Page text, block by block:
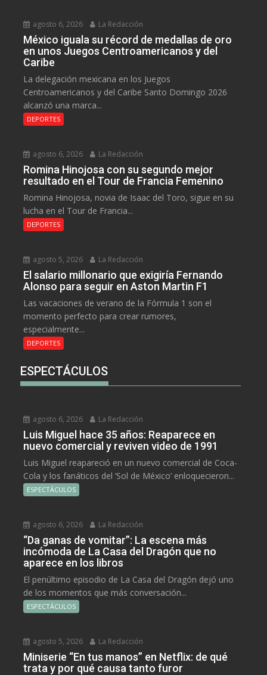
agosto 6, 2026 La Redacción
México iguala su récord de medallas de oro
en unos Juegos Centroamericanos y del
Caribe
La delegación mexicana en los Juegos
Centroamericanos y del Caribe Santo Domingo 2026
alcanzó una marca...
DEPORTES
agosto 6, 2026 La Redacción
Romina Hinojosa con su segundo mejor
resultado en el Tour de Francia Femenino
Romina Hinojosa, novia de Isaac del Toro, sigue en su
lucha en el Tour de Francia...
DEPORTES
agosto 5, 2026 La Redacción
El salario millonario que exigiría Fernando
Alonso para seguir en Aston Martin F1
Las vacaciones de verano de la Fórmula 1 son el
momento perfecto para crear rumores,
especialmente...
DEPORTES
ESPECTÁCULOS
agosto 6, 2026 La Redacción
Luis Miguel hace 35 años: Reaparece en
nuevo comercial y reviven video de 1991
Luis Miguel reapareció en un nuevo comercial de Coca-
Cola y los fanáticos del ‘Sol de México’ enloquecieron...
ESPECTÁCULOS
agosto 6, 2026 La Redacción
“Da ganas de vomitar”: La escena más
incómoda de La Casa del Dragón que no
aparece en los libros
El penúltimo episodio de La Casa del Dragón dejó uno
de los momentos que más conversación...
ESPECTÁCULOS
agosto 5, 2026 La Redacción
Miniserie “En tus manos” en Netflix: de qué
trata y por qué causa tanto furor